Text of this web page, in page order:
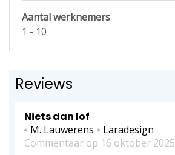
Aantal werknemers
1 - 10
Reviews
Niets dan lof
M. Lauwerens
Laradesign
Commentaar op 16 oktober 2025